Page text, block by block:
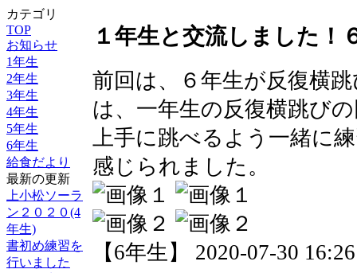
カテゴリ
TOP
お知らせ
1年生
2年生
3年生
4年生
5年生
6年生
給食だより
最新の更新
上小松ソーラ
ン２０２０(4
年生)
書初め練習を
行いました
１年生と交流しました！
前回は、６年生が反復横
は、一年生の反復横跳び
上手に跳べるよう一緒に
感じられました。
【6年生】 2020-07-30